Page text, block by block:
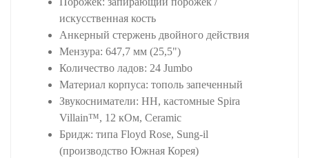
искусственная кость
Анкерный стержень двойного действия
Мензура: 647,7 мм (25,5")
Количество ладов: 24 Jumbo
Материал корпуса: тополь запеченный
Звукосниматели: HH, кастомные Spira
Villain™, 12 кОм, Ceramic
Бридж: типа Floyd Rose, Sung-il
(производство Южная Корея)